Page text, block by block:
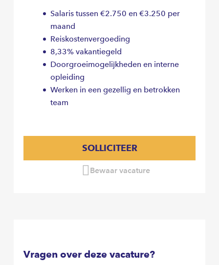
Salaris tussen €2.750 en €3.250 per
maand
Reiskostenvergoeding
8,33% vakantiegeld
Doorgroeimogelijkheden en interne
opleiding
Werken in een gezellig en betrokken
team
SOLLICITEER
Bewaar vacature
Vragen over deze vacature?